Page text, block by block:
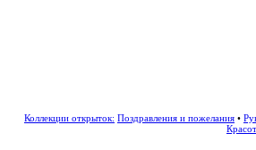
Коллекции открыток: Поздравления и пожелания •